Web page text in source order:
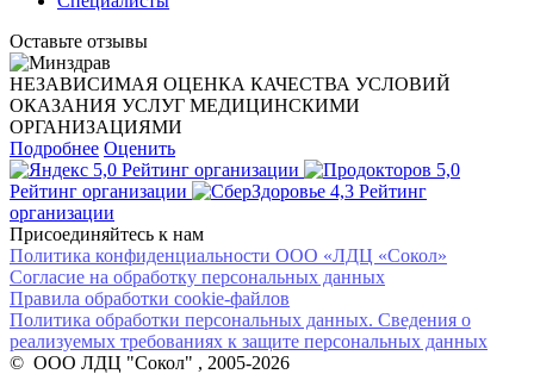
Оставьте отзывы
НЕЗАВИСИМАЯ ОЦЕНКА КАЧЕСТВА УСЛОВИЙ
ОКАЗАНИЯ УСЛУГ МЕДИЦИНСКИМИ
ОРГАНИЗАЦИЯМИ
Подробнее Оценить
5,0 Рейтинг организации
5,0
Рейтинг организации
4,3 Рейтинг
организации
Присоединяйтесь к нам
Политика конфиденциальности ООО «ЛДЦ «Сокол»
Согласие на обработку персональных данных
Правила обработки cookie-файлов
Политика обработки персональных данных. Сведения о
реализуемых требованиях к защите персональных данных
© ООО ЛДЦ "Сокол" , 2005-2026